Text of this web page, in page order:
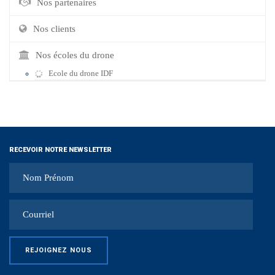
Nos partenaires
Nos clients
Nos écoles du drone
Ecole du drone IDF
RECEVOIR NOTRE NEWSLETTER